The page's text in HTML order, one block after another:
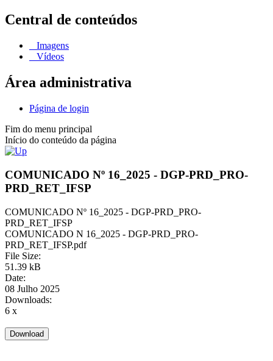
Central de conteúdos
Imagens
Vídeos
Área administrativa
Página de login
Fim do menu principal
Início do conteúdo da página
COMUNICADO Nº 16_2025 - DGP-PRD_PRO-
PRD_RET_IFSP
COMUNICADO Nº 16_2025 - DGP-PRD_PRO-
PRD_RET_IFSP
COMUNICADO N 16_2025 - DGP-PRD_PRO-
PRD_RET_IFSP.pdf
File Size:
51.39 kB
Date:
08 Julho 2025
Downloads:
6 x